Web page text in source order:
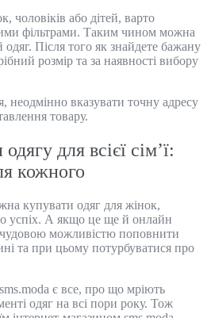
чоловіків або дітей, варто
фільтрами. Таким чином можна
Після того як знайдете бажану
розмір та за наявності вибору
вказувати точну адресу
товару.
для всієї сім’ї:
кожного
купувати одяг для жінок,
успіх. А якщо це ще й онлайн
можливістю поповнити
та при цьому потурбуватися про
є все, про що мріють
одяг на всі пори року. Тож